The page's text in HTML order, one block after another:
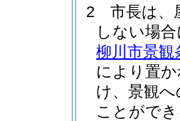
2
市長は、
しない場
柳川市景観
により置
け、景観
ことがで